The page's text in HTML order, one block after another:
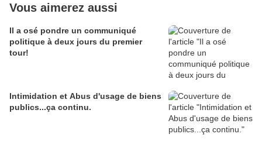
Vous aimerez aussi
Il a osé pondre un communiqué
politique à deux jours du premier
tour!
Intimidation et Abus d'usage de biens
publics...ça continu.